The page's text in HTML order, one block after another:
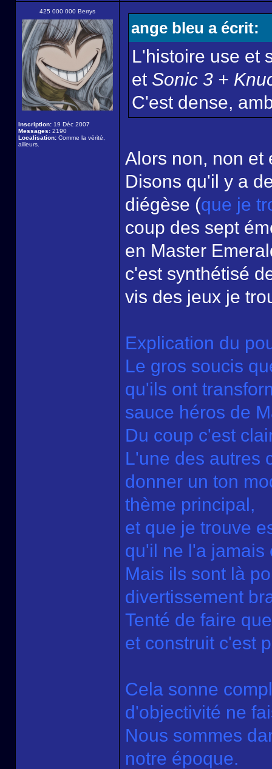
425 000 000 Berrys
Inscription: 19 Déc 2007
Messages: 2190
Localisation: Comme la vérité,
ailleurs.
ange bleu a écrit:
L'histoire use et
et Sonic 3 +
C'est dense,
Alors non, non et
Disons qu'il y a
diégèse (que je
coup des sept
en Master
c'est synthétisé
vis des jeux je
Explication du
Le gros soucis
qu'ils ont
sauce héros de
Du coup c'est
L'une des autres
donner un ton
thème principal,
et que je trouve
qu'il ne l'a jamais
Mais ils sont là
divertissement
Tenté de faire
et construit c'est
Cela sonne
d'objectivité ne
Nous sommes
notre époque.